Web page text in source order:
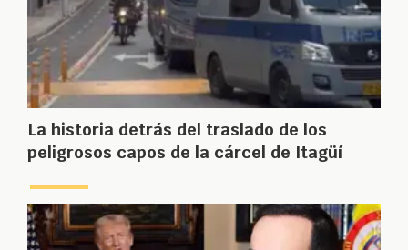
La historia detrás del traslado de los
peligrosos capos de la cárcel de Itagüí